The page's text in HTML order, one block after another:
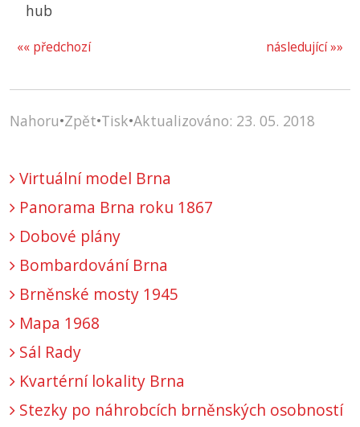
hub
následující »»
«« předchozí
Nahoru•Zpět•Tisk•Aktualizováno: 23. 05. 2018
Virtuální model Brna
Panorama Brna roku 1867
Dobové plány
Bombardování Brna
Brněnské mosty 1945
Mapa 1968
Sál Rady
Kvartérní lokality Brna
Stezky po náhrobcích brněnských osobností